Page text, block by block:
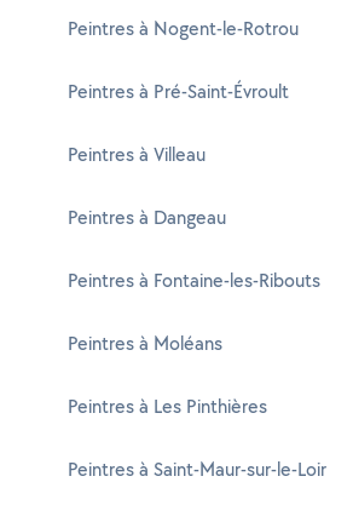
Peintres à Nogent-le-Rotrou
Peintres à Pré-Saint-Évroult
Peintres à Villeau
Peintres à Dangeau
Peintres à Fontaine-les-Ribouts
Peintres à Moléans
Peintres à Les Pinthières
Peintres à Saint-Maur-sur-le-Loir